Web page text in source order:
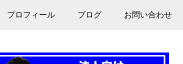
プロフィール ブログ お問い合わせ